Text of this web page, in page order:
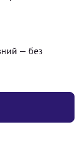
— без